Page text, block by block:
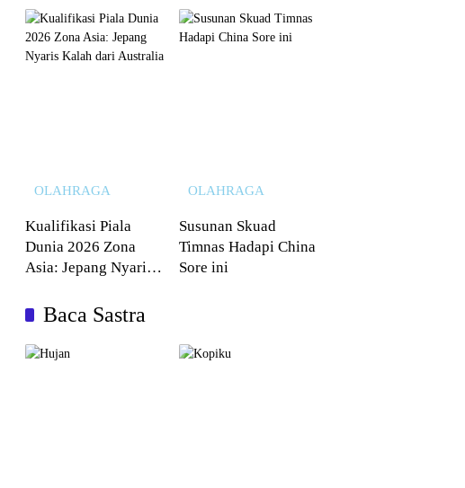
OLAHRAGA
Kualifikasi Piala
Dunia 2026 Zona
Asia: Jepang Nyaris
OLAHRAGA
Susunan Skuad
Timnas Hadapi China
Sore ini
Baca Sastra